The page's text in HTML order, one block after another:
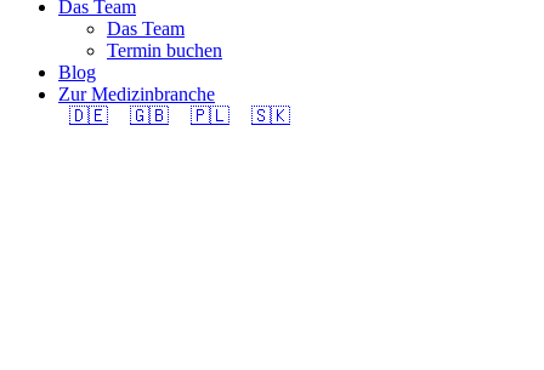
Das Team
Das Team
Termin buchen
Blog
Zur Medizinbranche
🇩🇪
🇬🇧 🇵🇱 🇸🇰